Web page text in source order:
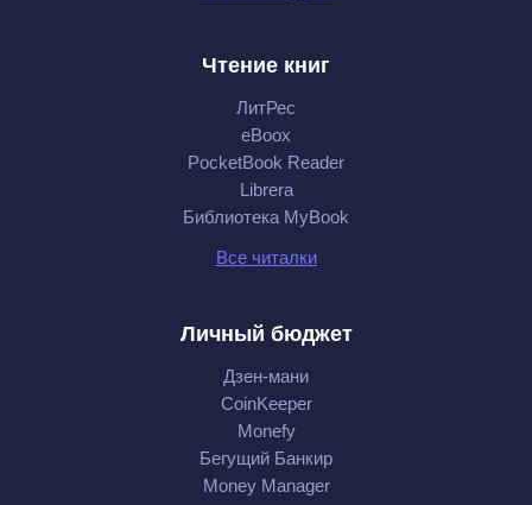
Чтение книг
ЛитРес
eBoox
PocketBook Reader
Librera
Библиотека MyBook
Все читалки
Личный бюджет
Дзен-мани
CoinKeeper
Monefy
Бегущий Банкир
Money Manager